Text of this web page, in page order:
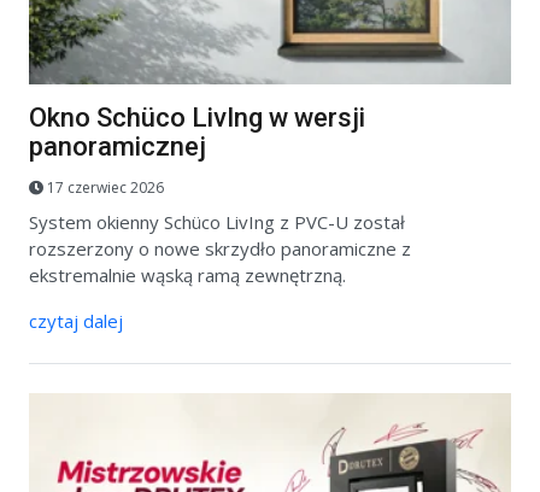
Okno Schüco LivIng w wersji
panoramicznej
17 czerwiec 2026
System okienny Schüco LivIng z PVC-U został
rozszerzony o nowe skrzydło panoramiczne z
ekstremalnie wąską ramą zewnętrzną.
czytaj dalej